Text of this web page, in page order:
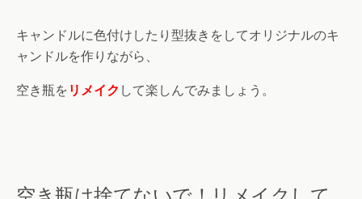
キャンドルに色付けしたり型抜きをしてオリジナルのキ
ャンドルを作りながら、
空き瓶を リメイク して楽しんでみましょう。